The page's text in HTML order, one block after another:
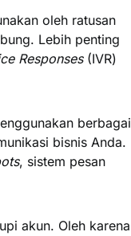
oleh ratusan
Lebih penting
Responses(IVR)
berbagai
bisnis Anda.
, sistem pesan
akun. Oleh karena